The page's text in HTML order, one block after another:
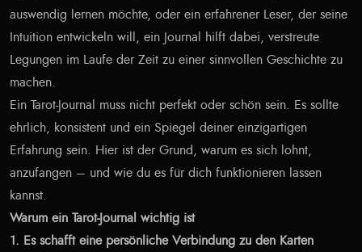
auswendig lernen möchte, oder ein erfahrener Leser, der seine
Intuition entwickeln will, ein Journal hilft dabei, verstreute
Legungen im Laufe der Zeit zu einer sinnvollen Geschichte zu
machen.
Ein Tarot-Journal muss nicht perfekt oder schön sein. Es sollte
ehrlich, konsistent und ein Spiegel deiner einzigartigen
Erfahrung sein. Hier ist der Grund, warum es sich lohnt,
anzufangen – und wie du es für dich funktionieren lassen
kannst.
Warum ein Tarot-Journal wichtig ist
1. Es schafft eine persönliche Verbindung zu den Karten